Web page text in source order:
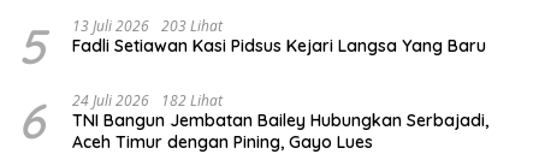
5 13 Juli 2026 203 Lihat
Fadli Setiawan Kasi Pidsus Kejari Langsa Yang Baru
6 24 Juli 2026 182 Lihat
TNI Bangun Jembatan Bailey Hubungkan Serbajadi,
Aceh Timur dengan Pining, Gayo Lues